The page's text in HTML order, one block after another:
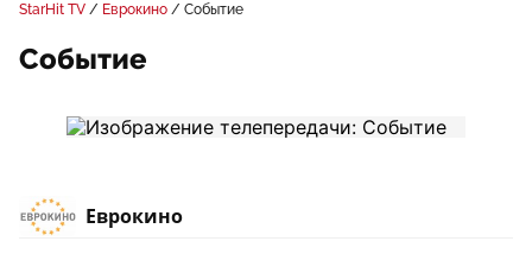
StarHit TV Еврокино Событие
Событие
Еврокино